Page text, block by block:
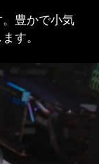
豊かで小気
す。